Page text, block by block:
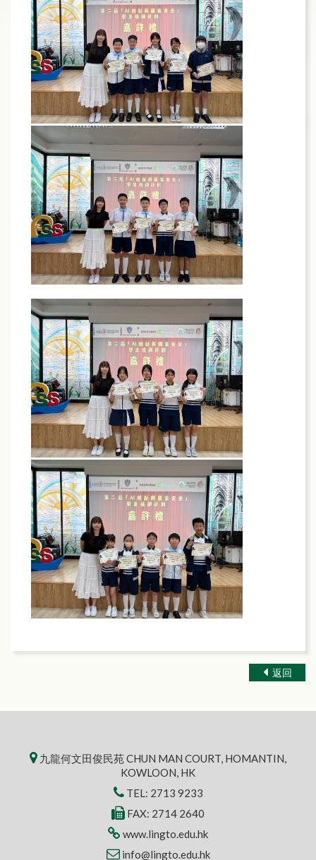
返回
九龍何文田俊民苑 CHUN MAN COURT, HOMANTIN,
KOWLOON, HK
TEL: 2713 9233
FAX: 2714 2640
www.lingto.edu.hk
info@lingto.edu.hk